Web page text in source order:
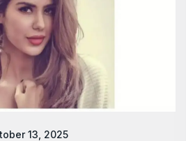
13, 2025